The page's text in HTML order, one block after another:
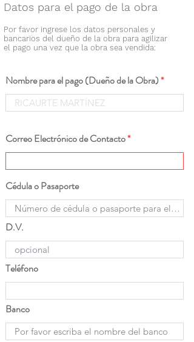
Datos para el pago de la obra
Por favor ingrese los datos personales y
bancarios del dueño de la obra para agilizar
el pago una vez que la obra sea vendida:
Nombre para el pago (Dueño de la Obra)
Correo Electrónico de Contacto
Cédula o Pasaporte
D.V.
Teléfono
Banco